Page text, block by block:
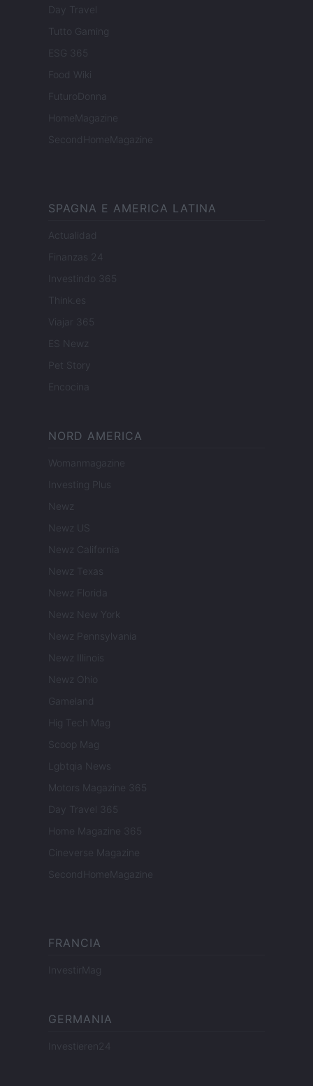
Day Travel
Tutto Gaming
ESG 365
Food Wiki
FuturoDonna
HomeMagazine
SecondHomeMagazine
SPAGNA E AMERICA LATINA
Actualidad
Finanzas 24
Investindo 365
Think.es
Viajar 365
ES Newz
Pet Story
Encocina
NORD AMERICA
Womanmagazine
Investing Plus
Newz
Newz US
Newz California
Newz Texas
Newz Florida
Newz New York
Newz Pennsylvania
Newz Illinois
Newz Ohio
Gameland
Hig Tech Mag
Scoop Mag
Lgbtqia News
Motors Magazine 365
Day Travel 365
Home Magazine 365
Cineverse Magazine
SecondHomeMagazine
FRANCIA
InvestirMag
GERMANIA
Investieren24